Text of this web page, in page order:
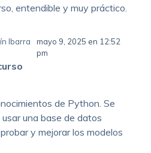
entendible y muy práctico.
Ibarra
mayo 9, 2025 en 12:52
pm
de Python. Se
una base de datos
y mejorar los modelos